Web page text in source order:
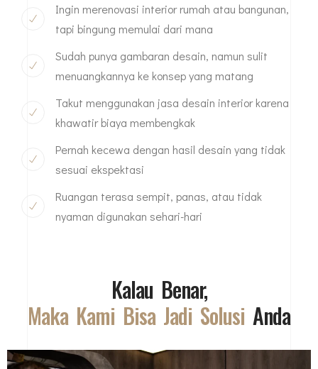
Ingin merenovasi interior rumah atau bangunan,
tapi bingung memulai dari mana
Sudah punya gambaran desain, namun sulit
menuangkannya ke konsep yang matang
Takut menggunakan jasa desain interior karena
khawatir biaya membengkak
Pernah kecewa dengan hasil desain yang tidak
sesuai ekspektasi
Ruangan terasa sempit, panas, atau tidak
nyaman digunakan sehari-hari
Kalau Benar,
Maka Kami Bisa Jadi Solusi Anda